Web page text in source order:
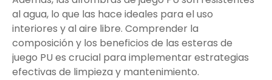
al agua, lo que las hace ideales para el uso
interiores y al aire libre. Comprender la
composición y los beneficios de las esteras de
juego PU es crucial para implementar estrategias
efectivas de limpieza y mantenimiento.